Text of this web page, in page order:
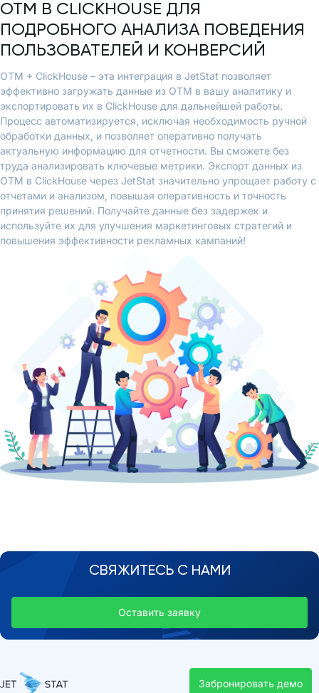
OTM В CLICKHOUSE ДЛЯ
ПОДРОБНОГО АНАЛИЗА ПОВЕДЕНИЯ
ПОЛЬЗОВАТЕЛЕЙ И КОНВЕРСИЙ
OTM + ClickHouse – эта интеграция в JetStat позволяет
эффективно загружать данные из OTM в вашу аналитику и
экспортировать их в ClickHouse для дальнейшей работы.
Процесс автоматизируется, исключая необходимость ручной
обработки данных, и позволяет оперативно получать
актуальную информацию для отчетности. Вы сможете без
труда анализировать ключевые метрики. Экспорт данных из
OTM в ClickHouse через JetStat значительно упрощает работу с
отчетами и анализом, повышая оперативность и точность
принятия решений. Получайте данные без задержек и
используйте их для улучшения маркетинговых стратегий и
повышения эффективности рекламных кампаний!
СВЯЖИТЕСЬ С НАМИ
Оставить заявку
Забронировать демо